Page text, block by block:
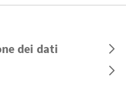
dei dati